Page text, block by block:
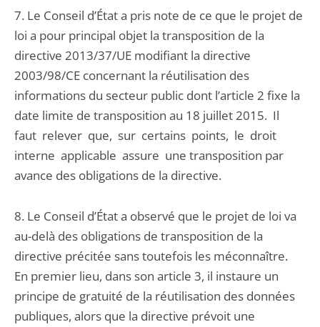
7. Le Conseil d’État a pris note de ce que le projet de
loi a pour principal objet la transposition de la
directive 2013/37/UE modifiant la directive
2003/98/CE concernant la réutilisation des
informations du secteur public dont l’article 2 fixe la
date limite de transposition au 18 juillet 2015. Il
faut relever que, sur certains points, le droit
interne applicable assure une transposition par
avance des obligations de la directive.
8. Le Conseil d’État a observé que le projet de loi va
au-delà des obligations de transposition de la
directive précitée sans toutefois les méconnaître.
En premier lieu, dans son article 3, il instaure un
principe de gratuité de la réutilisation des données
publiques, alors que la directive prévoit une